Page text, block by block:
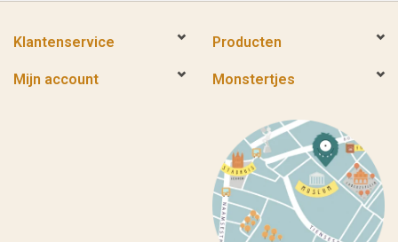
Klantenservice Producten
Mijn account Monstertjes